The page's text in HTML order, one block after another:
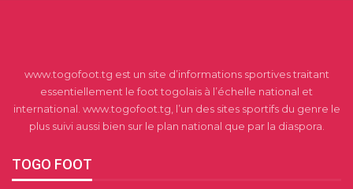
www.togofoot.tg est un site d’informations sportives traitant
essentiellement le foot togolais à l’échelle national et
international. www.togofoot.tg, l’un des sites sportifs du genre le
plus suivi aussi bien sur le plan national que par la diaspora.
TOGO FOOT